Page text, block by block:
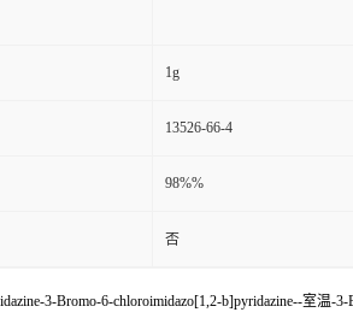
1g
13526-66-4
98%%
否
3-Bromo-6-chloroimidazo[1,2-b]pyridazine--室温